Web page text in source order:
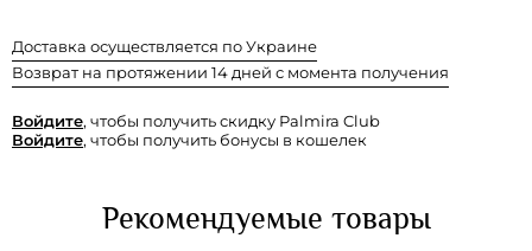
Доставка осуществляется по Украине
Возврат на протяжении 14 дней с момента получения
Войдите, чтобы получить скидку Palmira Club
Войдите, чтобы получить бонусы в кошелек
Рекомендуемые товары